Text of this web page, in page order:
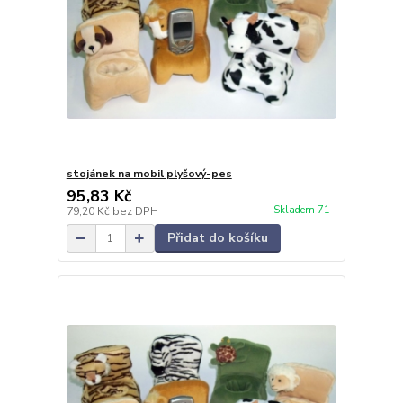
stojánek na mobil plyšový-pes
95,83 Kč
79,20 Kč bez DPH Skladem 71
Přidat do košíku